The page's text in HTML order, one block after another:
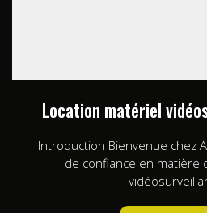
Location matériel
Introduction Bienvenue chez
de confiance en matière